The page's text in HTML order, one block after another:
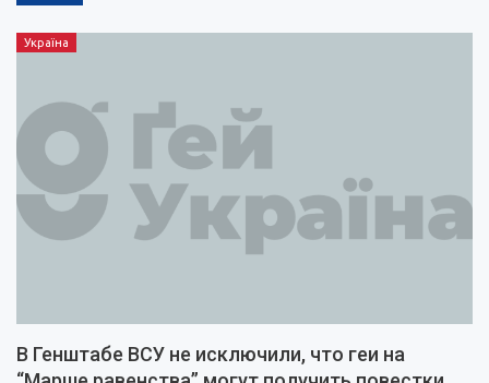
Україна
В Генштабе ВСУ не исключили, что геи на